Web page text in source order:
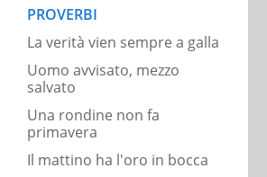
PROVERBI
La verità vien sempre a galla
Uomo avvisato, mezzo
salvato
Una rondine non fa
primavera
Il mattino ha l'oro in bocca